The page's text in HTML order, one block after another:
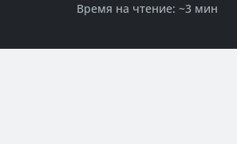
Время на чтение: ~3 мин